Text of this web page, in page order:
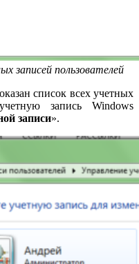
записей пользователей
список всех учетных
запись Windows
записи».